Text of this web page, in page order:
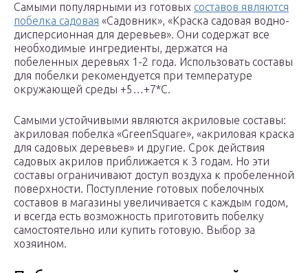
Самыми популярными из готовых составов являются
побелка садовая «Садовник», «Краска садовая водно-
дисперсионная для деревьев». Они содержат все
необходимые ингредиенты, держатся на
побеленных деревьях 1-2 года. Использовать составы
для побелки рекомендуется при температуре
окружающей среды +5…+7*С.
Самыми устойчивыми являются акриловые составы:
акриловая побелка «GreenSquare», «акриловая краска
для садовых деревьев» и другие. Срок действия
садовых акрилов приближается к 3 годам. Но эти
составы ограничивают доступ воздуха к пробеленной
поверхности. Поступление готовых побелочных
составов в магазины увеличивается с каждым годом,
и всегда есть возможность приготовить побелку
самостоятельно или купить готовую. Выбор за
хозяином.